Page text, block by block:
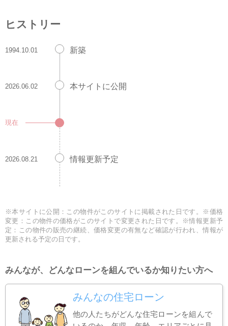
ヒストリー
1994.10.01 新築
2026.06.02 本サイトに公開
現在
2026.08.21 情報更新予定
※本サイトに公開：この物件がこのサイトに掲載された日です。※価格
変更：この物件の価格がこのサイトで変更された日です。※情報更新予
定：この物件の販売の継続、価格変更の有無など確認が行われ、情報が
更新される予定の日です。
みんなが、どんなローンを組んでいるか知りたい方へ
みんなの住宅ローン
他の人たちがどんな住宅ローンを組んで